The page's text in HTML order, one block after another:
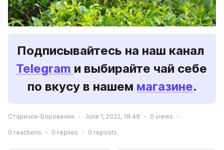
Telegram и выбирайте чай себе
по вкусу в нашем магазине.
Старичок-Боровичок June 1, 2022, 18:49 0 views
0 reactions 0 replies 0 reposts